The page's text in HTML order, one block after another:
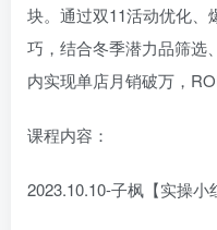
块。通过双11活动优化、
巧，结合冬季潜力品筛选
内实现单店月销破万，
课程内容：
2023.10.10-子枫【实操小